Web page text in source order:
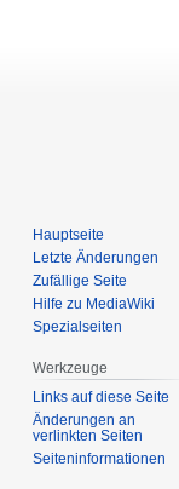
Hauptseite
Letzte Änderungen
Zufällige Seite
Hilfe zu MediaWiki
Spezialseiten
Werkzeuge
Links auf diese Seite
Änderungen an
verlinkten Seiten
Seiten­­informationen